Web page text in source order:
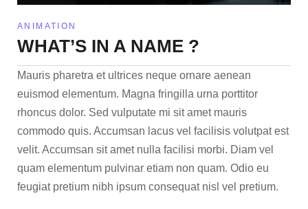
ANIMATION
WHAT’S IN A NAME ?
Mauris pharetra et ultrices neque ornare aenean
euismod elementum. Magna fringilla urna porttitor
rhoncus dolor. Sed vulputate mi sit amet mauris
commodo quis. Accumsan lacus vel facilisis volutpat est
velit. Accumsan sit amet nulla facilisi morbi. Diam vel
quam elementum pulvinar etiam non quam. Odio eu
feugiat pretium nibh ipsum consequat nisl vel pretium.